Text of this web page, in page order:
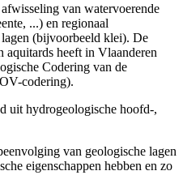
van watervoerende
...) en regionaal
(bijvoorbeeld klei). De
aquitards heeft in Vlaanderen
Codering van de
codering).
uit hydrogeologische hoofd-,
van geologische lagen
eigenschappen hebben en zo